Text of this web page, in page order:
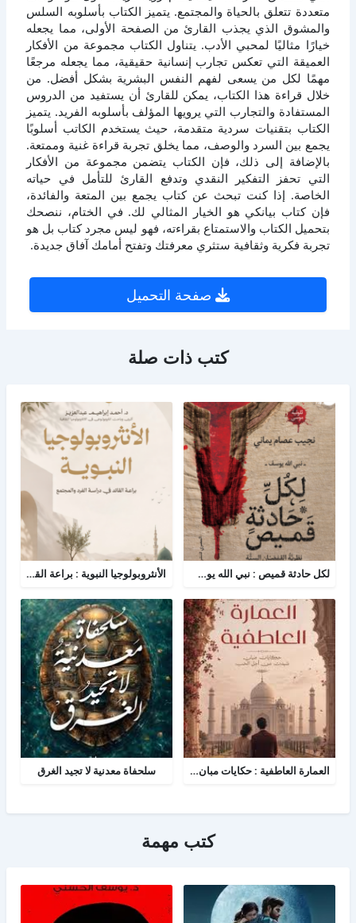
متعددة تتعلق بالحياة والمجتمع. يتميز الكتاب بأسلوبه السلس
والمشوق الذي يجذب القارئ من الصفحة الأولى، مما يجعله
خيارًا مثاليًا لمحبي الأدب. يتناول الكتاب مجموعة من الأفكار
العميقة التي تعكس تجارب إنسانية حقيقية، مما يجعله مرجعًا
مهمًا لكل من يسعى لفهم النفس البشرية بشكل أفضل. من
خلال قراءة هذا الكتاب، يمكن للقارئ أن يستفيد من الدروس
المستفادة والتجارب التي يرويها المؤلف بأسلوبه الفريد. يتميز
الكتاب بتقنيات سردية متقدمة، حيث يستخدم الكاتب أسلوبًا
يجمع بين السرد والوصف، مما يخلق تجربة قراءة غنية وممتعة.
بالإضافة إلى ذلك، فإن الكتاب يتضمن مجموعة من الأفكار
التي تحفز التفكير النقدي وتدفع القارئ للتأمل في حياته
الخاصة. إذا كنت تبحث عن كتاب يجمع بين المتعة والفائدة،
فإن كتاب بيانكي هو الخيار المثالي لك. في الختام، ننصحك
بتحميل الكتاب والاستمتاع بقراءته، فهو ليس مجرد كتاب بل هو
تجربة فكرية وثقافية ستثري معرفتك وتفتح أمامك آفاق جديدة.
صفحة التحميل
كتب ذات صلة
لكل حادثة قميص : نبي الله يوسف - نظرية القمصان الستة في قراءة القصة القرآنية الأنثروبولوجيا النبوية : براعة القائد في دراسة الفرد والمجتمع
العمارة العاطفية : حكايات مبان شيدن من أجل الحب سلحفاة معدنية لا تجيد الغرق
كتب مهمة